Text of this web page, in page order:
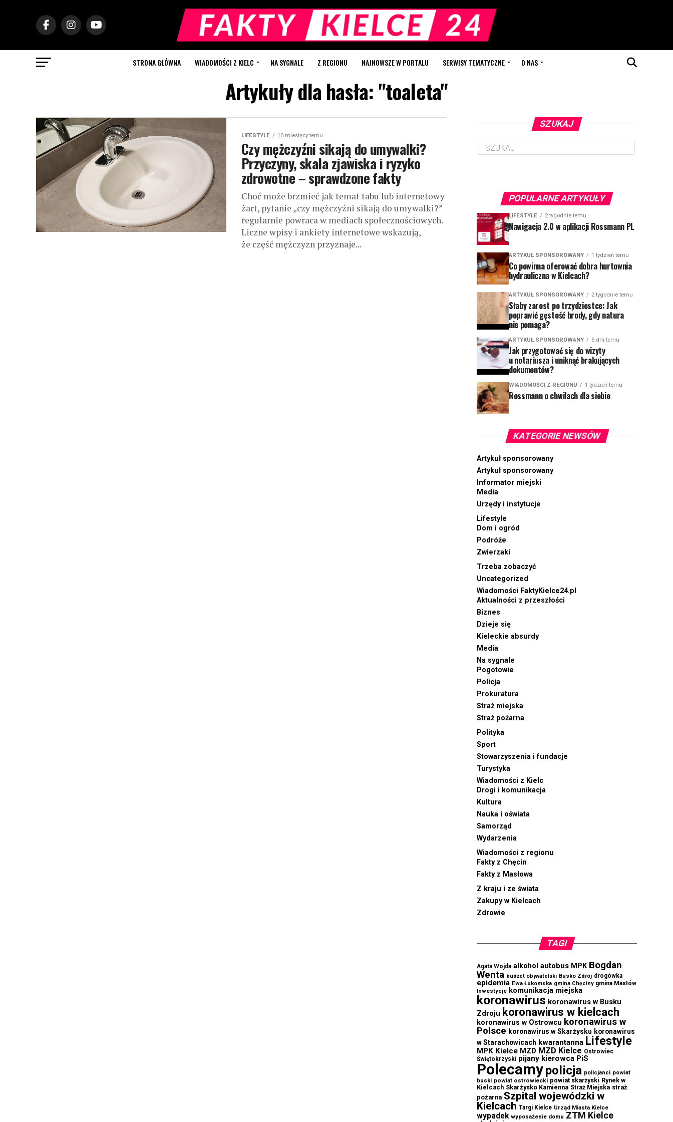
STRONA GŁÓWNA WIADOMOŚCI Z KIELC NA SYGNALE Z REGIONU NAJNOWSZE W PORTALU SERWISY TEMATYCZNE O NAS
Artykuły dla hasła: "toaleta"
LIFESTYLE 10 miesięcy temu
Czy mężczyźni sikają do umywalki?
Przyczyny, skala zjawiska i ryzyko
zdrowotne – sprawdzone fakty
Choć może brzmieć jak temat tabu lub internetowy
żart, pytanie „czy mężczyźni sikają do umywalki?”
regularnie powraca w mediach społecznościowych.
Liczne wpisy i ankiety internetowe wskazują,
że część mężczyzn przyznaje...
SZUKAJ
POPULARNE ARTYKUŁY
LIFESTYLE 2 tygodnie temu
Nawigacja 2.0 w aplikacji Rossmann PL
ARTYKUŁ SPONSOROWANY 1 tydzień temu
Co powinna oferować dobra hurtownia
hydrauliczna w Kielcach?
ARTYKUŁ SPONSOROWANY 2 tygodnie temu
Słaby zarost po trzydziestce: Jak
poprawić gęstość brody, gdy natura
nie pomaga?
ARTYKUŁ SPONSOROWANY 5 dni temu
Jak przygotować się do wizyty
u notariusza i uniknąć brakujących
dokumentów?
WIADOMOŚCI Z REGIONU 1 tydzień temu
Rossmann o chwilach dla siebie
KATEGORIE NEWSÓW
Artykuł sponsorowany
Artykuł sponsorowany
Informator miejski
Media
Urzędy i instytucje
Lifestyle
Dom i ogród
Podróże
Zwierzaki
Trzeba zobaczyć
Uncategorized
Wiadomości FaktyKielce24.pl
Aktualności z przeszłości
Biznes
Dzieje się
Kieleckie absurdy
Media
Na sygnale
Pogotowie
Policja
Prokuratura
Straż miejska
Straż pożarna
Polityka
Sport
Stowarzyszenia i fundacje
Turystyka
Wiadomości z Kielc
Drogi i komunikacja
Kultura
Nauka i oświata
Samorząd
Wydarzenia
Wiadomości z regionu
Fakty z Chęcin
Fakty z Masłowa
Z kraju i ze świata
Zakupy w Kielcach
Zdrowie
TAGI
Agata Wojda alkohol autobus MPK Bogdan
Wenta budżet obywatelski Busko Zdrój drogówka
epidemia Ewa Łukomska gmina Chęciny gmina Masłów
Inwestycje komunikacja miejska
koronawirus koronawirus w Busku
Zdroju koronawirus w kielcach
koronawirus w Ostrowcu koronawirus w
Polsce koronawirus w Skarżysku koronawirus
w Starachowicach kwarantanna Lifestyle
MPK Kielce MZD MZD Kielce Ostrowiec
Świętokrzyski pijany kierowca PiS
Polecamypolicja policjanci powiat
buski powiat ostrowiecki powiat skarżyski Rynek w
Kielcach Skarżysko Kamienna Straż Miejska straż
pożarna Szpital wojewódzki w
Kielcach Targi Kielce Urząd Miasta Kielce
wypadek wyposażenie domu ZTM Kielce